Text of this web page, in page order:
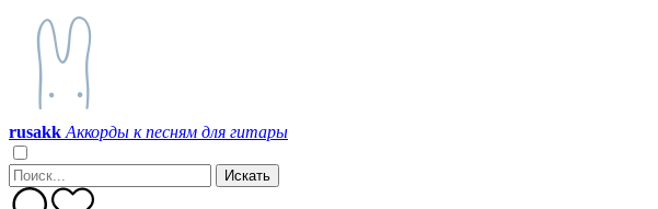
rusakk Аккорды к песням для гитары